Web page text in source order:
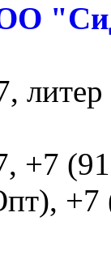
+7
+7